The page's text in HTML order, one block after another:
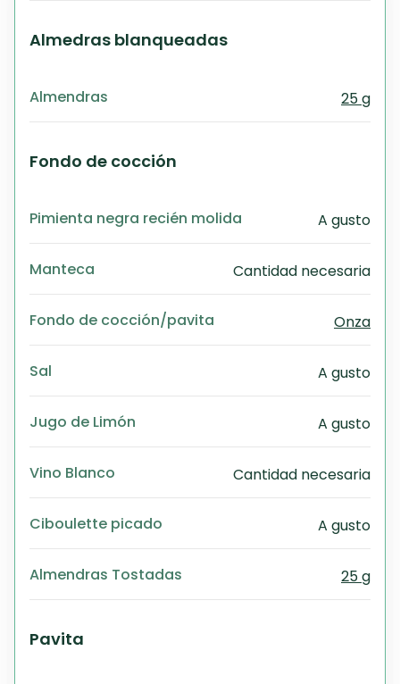
Almedras blanqueadas
Almendras 25 g
Fondo de cocción
Pimienta negra recién molida A gusto
Manteca Cantidad necesaria
Fondo de cocción/pavita Onza
Sal A gusto
Jugo de Limón A gusto
Vino Blanco Cantidad necesaria
Ciboulette picado A gusto
Almendras Tostadas 25 g
Pavita